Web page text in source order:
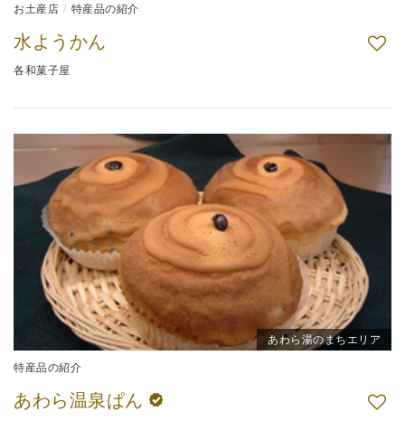
お土産店 特産品の紹介
水ようかん
各和菓子屋
あわら湯のまちエリア
特産品の紹介
あわら温泉ぱん